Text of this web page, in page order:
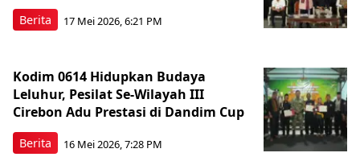
Berita 17 Mei 2026, 6:21 PM
Berita
Kodim 0614 Hidupkan Budaya
Leluhur, Pesilat Se-Wilayah III
Cirebon Adu Prestasi di Dandim Cup
16 Mei 2026, 7:28 PM